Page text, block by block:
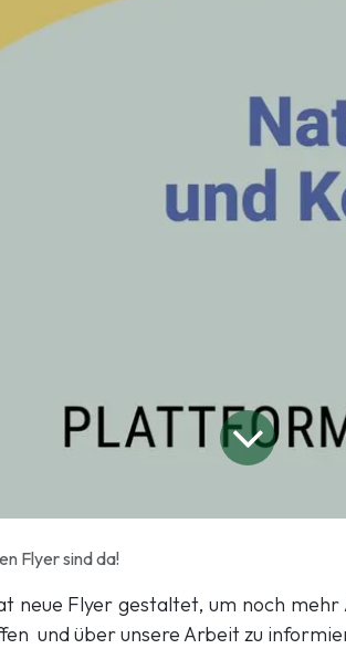
Flyer sind da!
neue Flyer gestaltet, um noch
und über unsere Arbeit zu